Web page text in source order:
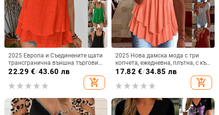
2025 Европа и Съединените щати
трансгранична външна търговия
нова жилетка с презрамка, без
ръкави, двуслойна тениска с
каишка и опашка
22.29 €/43.60 лв
add_shopping_cart
2025 Нова дамска мода с три
копчета, ежедневна, плътна, с къс
ръкав, Amazon, трансгранична,
европейска и американска
17.82 €/34.85 лв
add_shopping_cart